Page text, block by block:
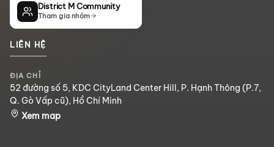
District M Community
Tham gia nhóm
LIÊN HỆ
ĐỊA CHỈ
52 đường số 5, KDC CityLand Center Hill, P. Hạnh Thông (P.7,
Q. Gò Vấp cũ), Hồ Chí Minh
Xem map